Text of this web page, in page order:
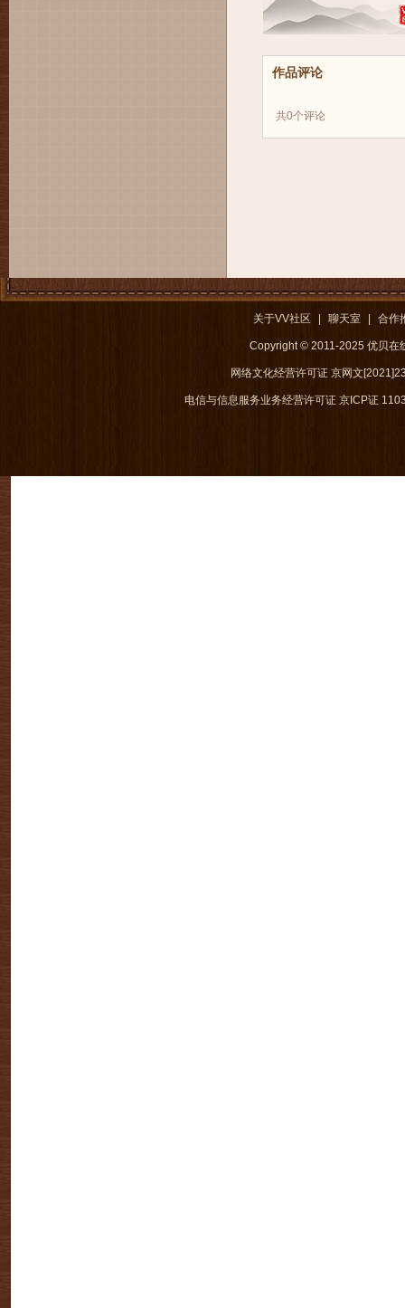
作品评论
共0个评论
关于VV社区 聊天室 合作
Copyright © 2011-2025 优贝在
网络文化经营许可证 京网文
电信与信息服务业务经营许可证 京ICP证